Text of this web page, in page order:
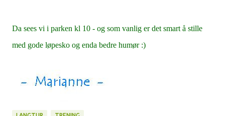
Da sees vi i parken kl 10 - og som vanlig er det smart å stille
med gode løpesko og enda bedre humør :)